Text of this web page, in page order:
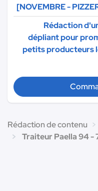
[NOVEMBRE -
Rédaction
dépliant pour
petits producteurs
Rédaction de contenu
Traiteur Paella 94 -